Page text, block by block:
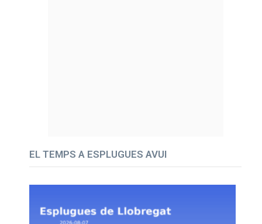
EL TEMPS A ESPLUGUES AVUI